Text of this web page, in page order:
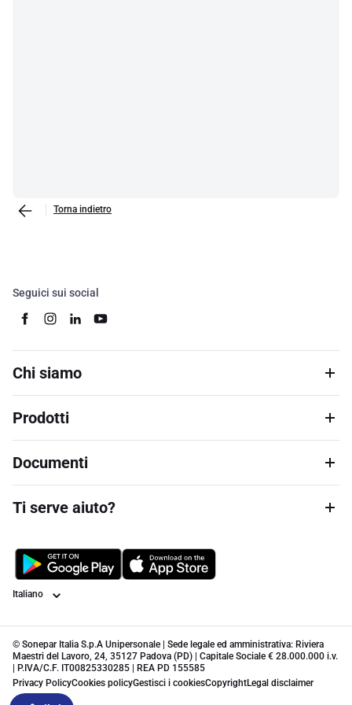
Torna indietro
Seguici sui social
Chi siamo
Prodotti
Documenti
Ti serve aiuto?
Lingua
© Sonepar Italia S.p.A Unipersonale | Sede legale ed amministrativa: Riviera
Maestri del Lavoro, 24, 35127 Padova (PD) | Capitale Sociale € 28.000.000 i.v.
| P.IVA/C.F. IT00825330285 | REA PD 155585
Privacy PolicyCookies policyGestisci i cookiesCopyrightLegal disclaimer